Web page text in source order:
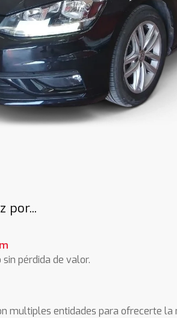
por...
pérdida de valor.
multiples entidades para ofrecerte